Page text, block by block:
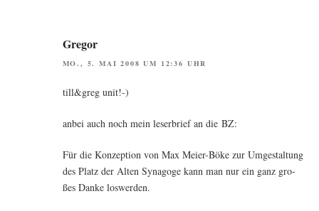
Gregor
MO., 5. MAI 2008 UM 12:36 UHR
till&greg unit!-)
anbei auch noch mein leser­brief an die BZ:
Für die Kon­zep­ti­on von Max Mei­er-Böke zur Umge­stal­tung
des Platz der Alten Syn­ago­ge kann man nur ein ganz gro­
ßes Dan­ke loswerden.